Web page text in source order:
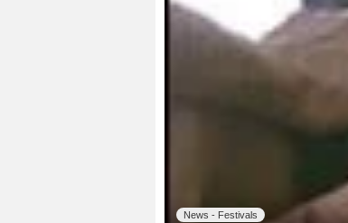
News - Festivals